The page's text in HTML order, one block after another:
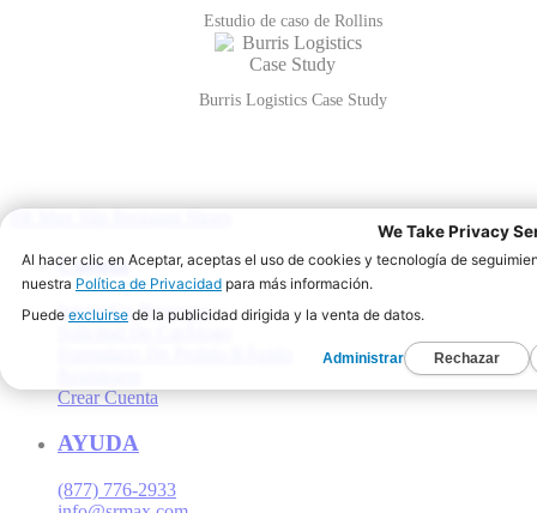
Estudio de caso de Rollins
Burris Logistics Case Study
SR Max Slip Resistant Shoes
Cuenta
Iniciar Un Programa
Crear Cuenta
AYUDA
(877) 776-2933